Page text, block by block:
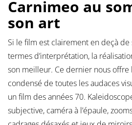
Carnimeo au
son art
Si le film est clairement en deçà
termes d’interprétation, la
son meilleur. Ce dernier nous
condensé de toutes les audaces
un film des années 70.
subjective, caméra à l’épaule,